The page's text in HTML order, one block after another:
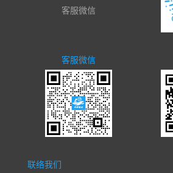
客服微信
客服微信
联络我们